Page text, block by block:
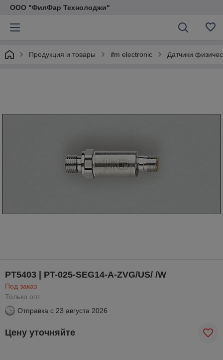
ООО "ФилФар Технолоджи"
Продукция и товары ifm electronic Датчики
PT5403 | PT-025-SEG14-A-ZVG/US/ /W
Под заказ
Только опт
Отправка с 23 августа 2026
Цену уточняйте